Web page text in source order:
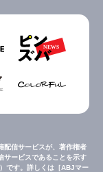
配信サービスが、著作権者
サービスであることを示す
です。詳しくは［ABJマー